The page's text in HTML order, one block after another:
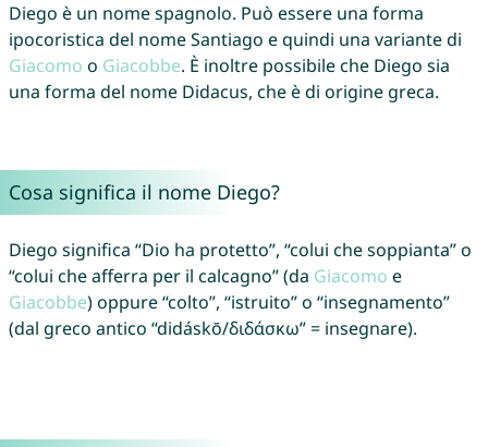
Diego è un nome spagnolo. Può essere una forma
ipocoristica del nome Santiago e quindi una variante di
Giacomo o Giacobbe. È inoltre possibile che Diego sia
una forma del nome Didacus, che è di origine greca.
Cosa significa il nome Diego?
Diego significa “Dio ha protetto”, “colui che soppianta” o
“colui che afferra per il calcagno” (da Giacomo e
Giacobbe) oppure “colto”, “istruito” o “insegnamento”
(dal greco antico “didáskō/διδάσκω” = insegnare).